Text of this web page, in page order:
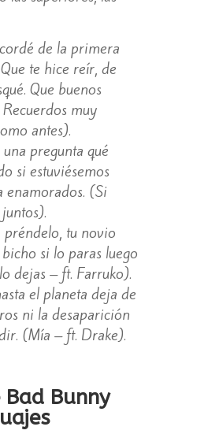
de la primera
te hice reír, de
Que buenos
muy
antes).
pregunta qué
si estuviésemos
enamorados. (Si
préndelo, tu novio
si lo paras luego
dejas – ft. Farruko).
el planeta deja de
ni la desaparición
(Mía – ft. Drake).
Bad Bunny